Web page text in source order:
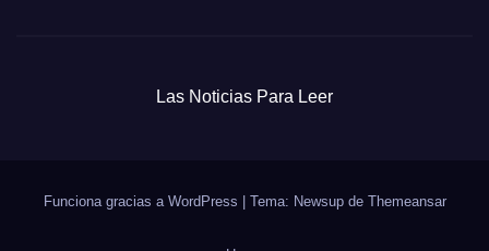
Las Noticias Para Leer
Funciona gracias a WordPress Tema: Newsup de Themeansar